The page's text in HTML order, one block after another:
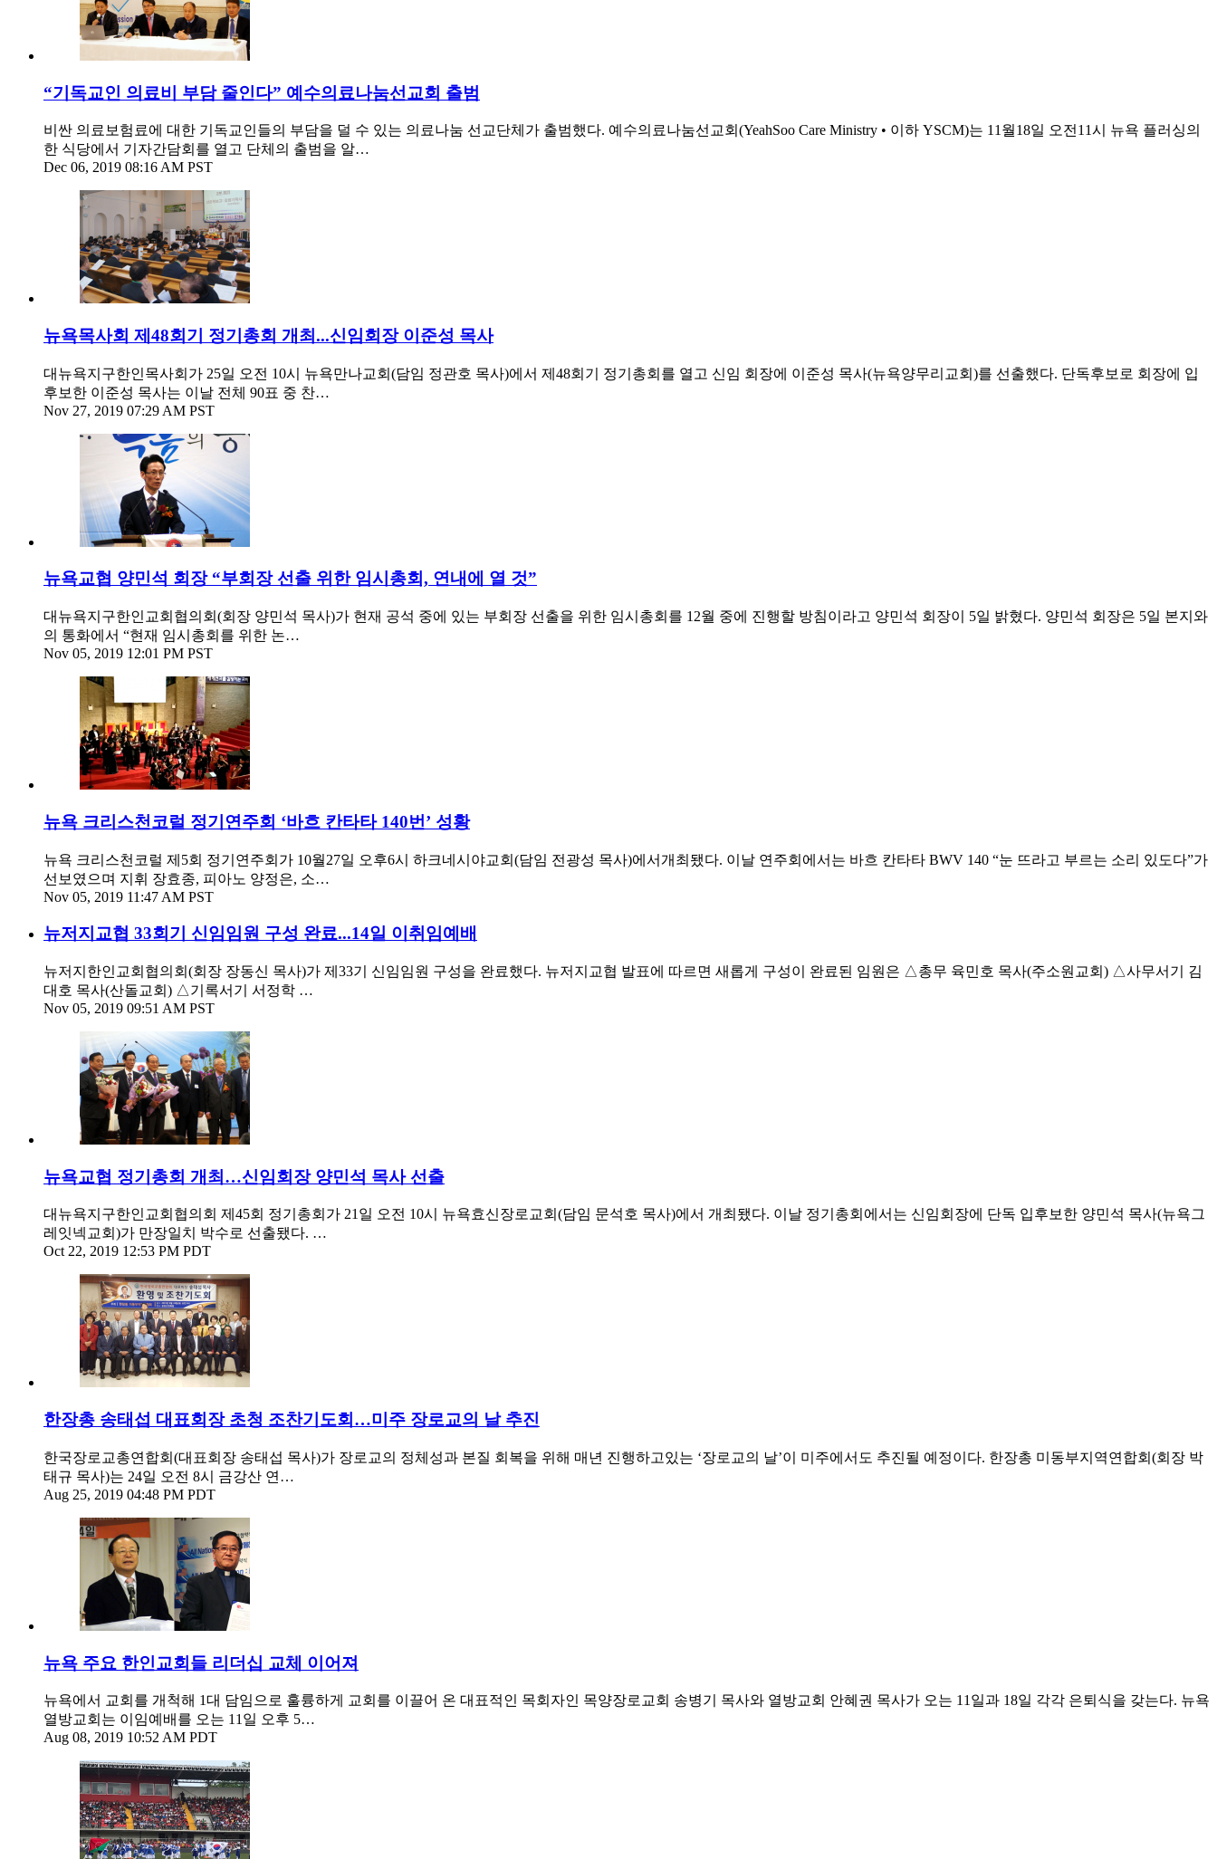
“기독교인 의료비 부담 줄인다” 예수의료나눔선교회 출범
비싼 의료보험료에 대한 기독교인들의 부담을 덜 수 있는 의료나눔 선교단체가 출범했다. 예수의료나눔선교회(YeahSoo Care Ministry • 이하 YSCM)는 11월18일 오전11시 뉴욕 플러싱의
한 식당에서 기자간담회를 열고 단체의 출범을 알…
Dec 06, 2019 08:16 AM PST
뉴욕목사회 제48회기 정기총회 개최...신임회장 이준성 목사
대뉴욕지구한인목사회가 25일 오전 10시 뉴욕만나교회(담임 정관호 목사)에서 제48회기 정기총회를 열고 신임 회장에 이준성 목사(뉴욕양무리교회)를 선출했다. 단독후보로 회장에 입
후보한 이준성 목사는 이날 전체 90표 중 찬…
Nov 27, 2019 07:29 AM PST
뉴욕교협 양민석 회장 “부회장 선출 위한 임시총회, 연내에 열 것”
대뉴욕지구한인교회협의회(회장 양민석 목사)가 현재 공석 중에 있는 부회장 선출을 위한 임시총회를 12월 중에 진행할 방침이라고 양민석 회장이 5일 밝혔다. 양민석 회장은 5일 본지와
의 통화에서 “현재 임시총회를 위한 논…
Nov 05, 2019 12:01 PM PST
뉴욕 크리스천코럴 정기연주회 ‘바흐 칸타타 140번’ 성황
뉴욕 크리스천코럴 제5회 정기연주회가 10월27일 오후6시 하크네시야교회(담임 전광성 목사)에서개최됐다. 이날 연주회에서는 바흐 칸타타 BWV 140 “눈 뜨라고 부르는 소리 있도다”가
선보였으며 지휘 장효종, 피아노 양정은, 소…
Nov 05, 2019 11:47 AM PST
뉴저지교협 33회기 신임임원 구성 완료...14일 이취임예배
뉴저지한인교회협의회(회장 장동신 목사)가 제33기 신임임원 구성을 완료했다. 뉴저지교협 발표에 따르면 새롭게 구성이 완료된 임원은 △총무 육민호 목사(주소원교회) △사무서기 김
대호 목사(산돌교회) △기록서기 서정학 …
Nov 05, 2019 09:51 AM PST
뉴욕교협 정기총회 개최…신임회장 양민석 목사 선출
대뉴욕지구한인교회협의회 제45회 정기총회가 21일 오전 10시 뉴욕효신장로교회(담임 문석호 목사)에서 개최됐다. 이날 정기총회에서는 신임회장에 단독 입후보한 양민석 목사(뉴욕그
레잇넥교회)가 만장일치 박수로 선출됐다. …
Oct 22, 2019 12:53 PM PDT
한장총 송태섭 대표회장 초청 조찬기도회…미주 장로교의 날 추진
한국장로교총연합회(대표회장 송태섭 목사)가 장로교의 정체성과 본질 회복을 위해 매년 진행하고있는 ‘장로교의 날’이 미주에서도 추진될 예정이다. 한장총 미동부지역연합회(회장 박
태규 목사)는 24일 오전 8시 금강산 연…
Aug 25, 2019 04:48 PM PDT
뉴욕 주요 한인교회들 리더십 교체 이어져
뉴욕에서 교회를 개척해 1대 담임으로 훌륭하게 교회를 이끌어 온 대표적인 목회자인 목양장로교회 송병기 목사와 열방교회 안혜권 목사가 오는 11일과 18일 각각 은퇴식을 갖는다. 뉴욕
열방교회는 이임예배를 오는 11일 오후 5…
Aug 08, 2019 10:52 AM PDT